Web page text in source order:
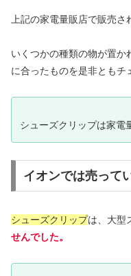
上記の家電量販店で販売さ
いくつかの種類の物が置か
に合ったものを是非ともチ
シューズクリップは家電
イオンでは売って
シューズクリップは、大型
せんでした。